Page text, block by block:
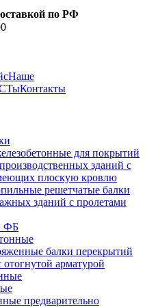
по РФ
Наше
Контакты
для покрытий
зданий с
плоскую кровлю
решетчатые балки
зданий с пролетами
ФБ
балки перекрытий
арматурой
предварительно